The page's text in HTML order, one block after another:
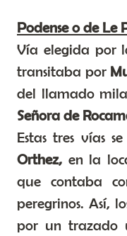
Podense o de Le
Vía elegida por
transitaba por
del llamado
Señora de
Estas tres vías
Orthez, en la
que contaba
peregrinos. Así,
por un trazado